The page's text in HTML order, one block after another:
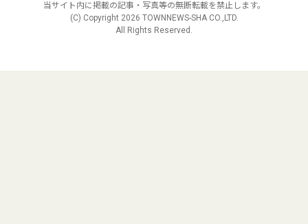
当サイト内に掲載の記事・写真等の無断転載を禁止します。
(C) Copyright 2026 TOWNNEWS-SHA CO.,LTD.
All Rights Reserved.